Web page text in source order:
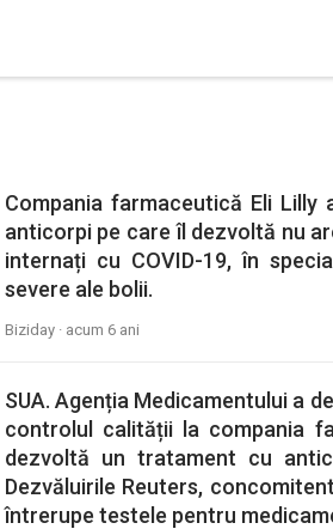
Compania farmaceutică Eli
anticorpi pe care îl dezvoltă nu
internați cu COVID-19, în
severe ale bolii.
Biziday · acum 6 ani
SUA. Agenția Medicamentului a
controlul calității la compania
dezvoltă un tratament cu
Dezvăluirile Reuters,
întrerupe testele pentru